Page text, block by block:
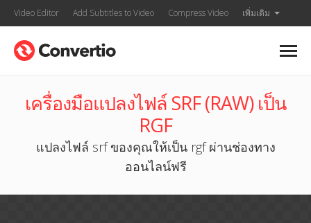
Video Editor Add Subtitles to Video Compress Video เพิ่มเติม
เครื่องมือแปลงไฟล์ SRF (RAW) เป็น
RGF
แปลงไฟล์ srf ของคุณให้เป็น rgf ผ่านช่องทาง
ออนไลน์ฟรี